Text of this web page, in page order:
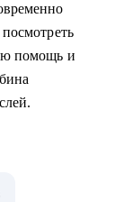
помощь и